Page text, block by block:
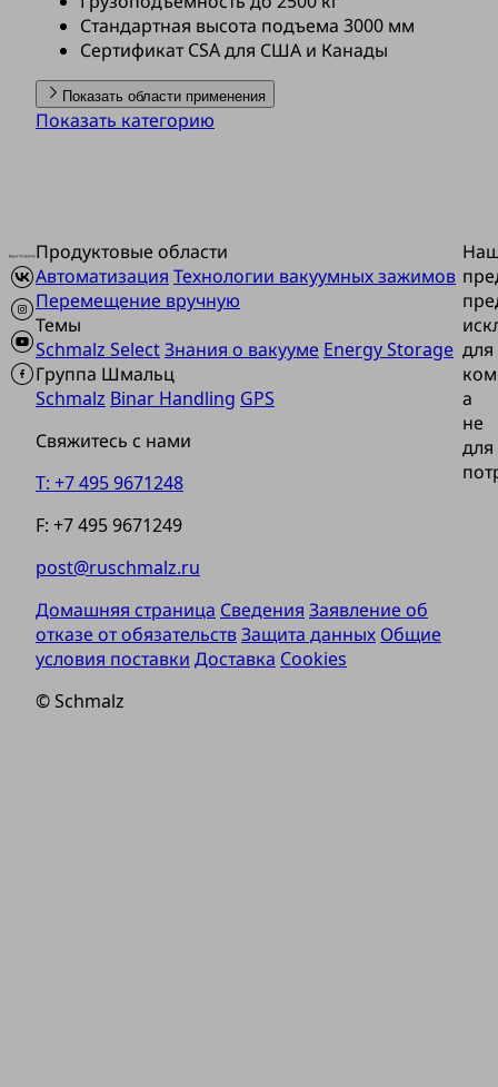
Стандартная высота подъема 3000 мм
Сертификат CSA для США и Канады
Показать области применения
Показать категорию
Продуктовые области
Автоматизация Технологии вакуумных зажимов
Перемещение вручную
Темы
Schmalz SelectЗнания о вакууме Energy Storage
Группа Шмальц
Schmalz Binar Handling GPS
Свяжитесь с нами
T: +7 495 9671248
F: +7 495 9671249
post@ruschmalz.ru
для
а
не
для
Домашняя страница Сведения Заявление об
отказе от обязательствЗащита данных Общие
условия поставки Доставка Cookies
© Schmalz